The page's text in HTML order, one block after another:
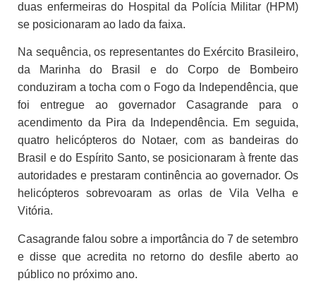
duas enfermeiras do Hospital da Polícia Militar (HPM)
se posicionaram ao lado da faixa.
Na sequência, os representantes do Exército Brasileiro,
da Marinha do Brasil e do Corpo de Bombeiro
conduziram a tocha com o Fogo da Independência, que
foi entregue ao governador Casagrande para o
acendimento da Pira da Independência. Em seguida,
quatro helicópteros do Notaer, com as bandeiras do
Brasil e do Espírito Santo, se posicionaram à frente das
autoridades e prestaram continência ao governador. Os
helicópteros sobrevoaram as orlas de Vila Velha e
Vitória.
Casagrande falou sobre a importância do 7 de setembro
e disse que acredita no retorno do desfile aberto ao
público no próximo ano.